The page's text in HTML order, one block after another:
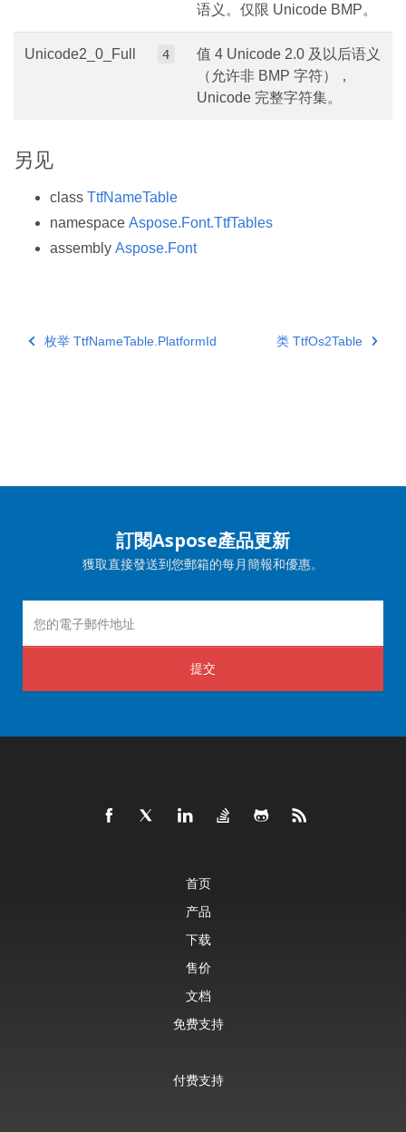
语义。仅限 Unicode BMP。
Unicode2_0_Full 4
值 4 Unicode 2.0 及以后语义
（允许非 BMP 字符），
Unicode 完整字符集。
另见
class TtfNameTable
namespace Aspose.Font.TtfTables
assembly Aspose.Font
枚举 TtfNameTable.PlatformId 类 TtfOs2Table
訂閱Aspose產品更新
獲取直接發送到您郵箱的每月簡報和優惠。
提交
首页
产品
下载
售价
文档
免费支持
付费支持